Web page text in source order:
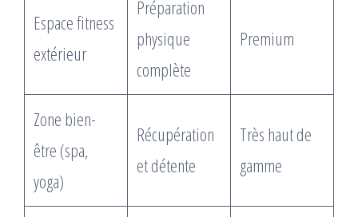
Espace fitness
extérieur
Préparation
physique
complète
Premium
Zone bien-
être (spa,
yoga)
Récupération
et détente
Très haut de
gamme